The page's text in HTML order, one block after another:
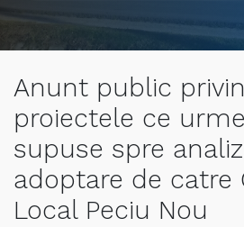
Anunt public
proiectele ce
supuse spre
adoptare de catre
Local Peciu Nou